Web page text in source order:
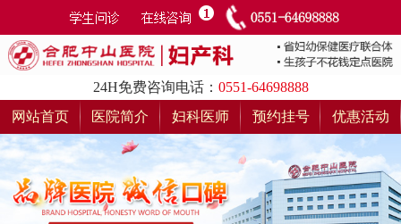
24H免费咨询电话： 0551-64698888
网站首页
医院简介 妇科医师 预约挂号 优惠活动